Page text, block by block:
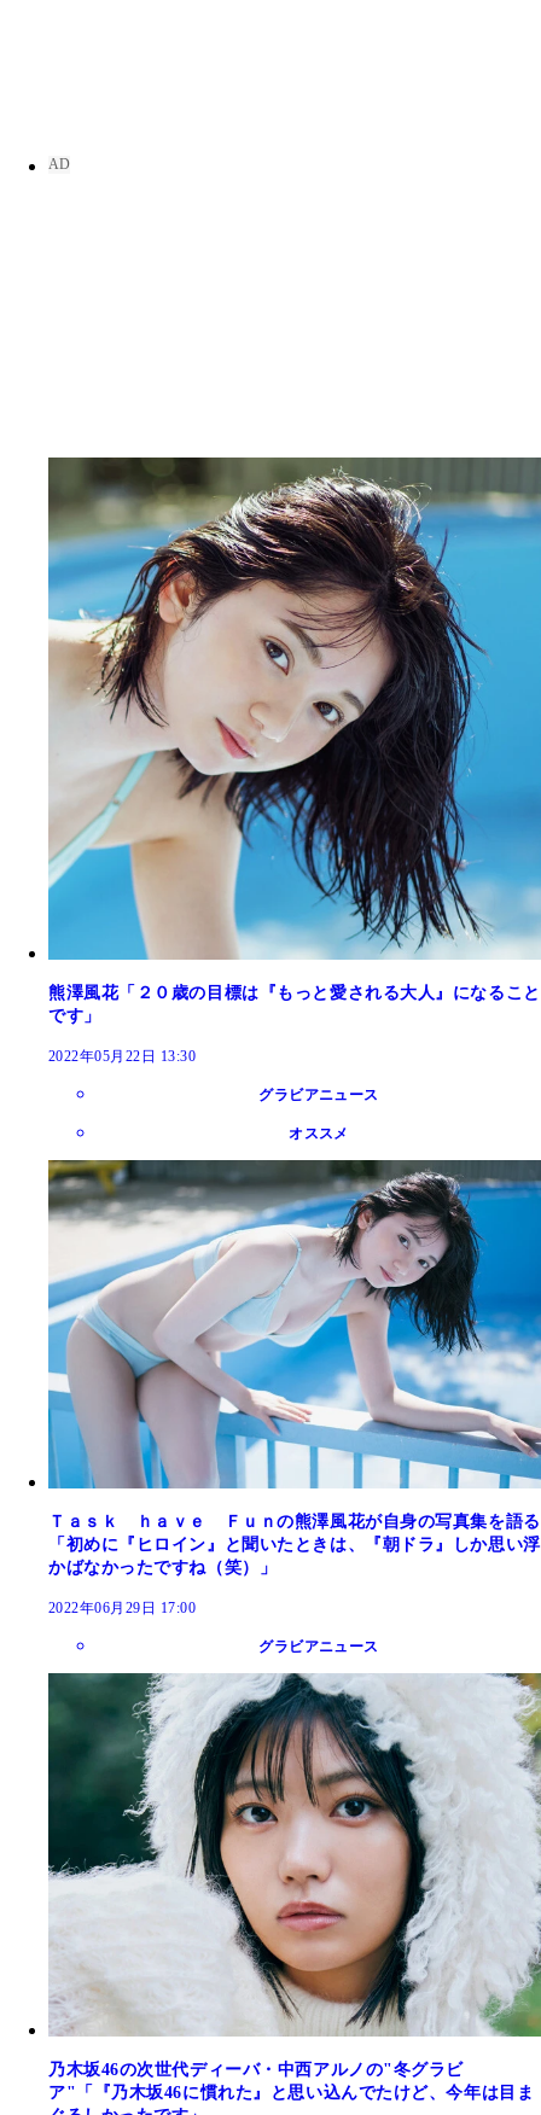
熊澤風花「２０歳の目標は『もっと愛される大人』になること
です」
2022年05月22日 13:30
グラビアニュース
オススメ
Ｔａｓｋ ｈａｖｅ Ｆｕｎの熊澤風花が自身の写真集を語る
「初めに『ヒロイン』と聞いたときは、『朝ドラ』しか思い浮
かばなかったですね（笑）」
2022年06月29日 17:00
グラビアニュース
乃木坂46の次世代ディーバ・中西アルノの"冬グラビ
ア"「『乃木坂46に慣れた』と思い込んでたけど、今年は目ま